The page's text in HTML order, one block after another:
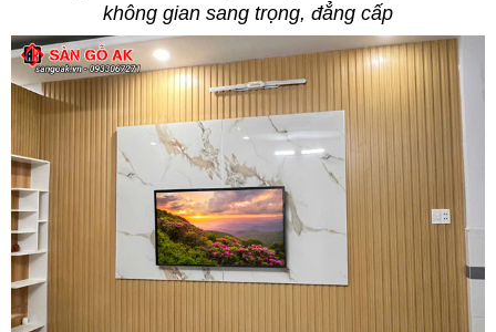
không gian sang trọng, đẳng cấp